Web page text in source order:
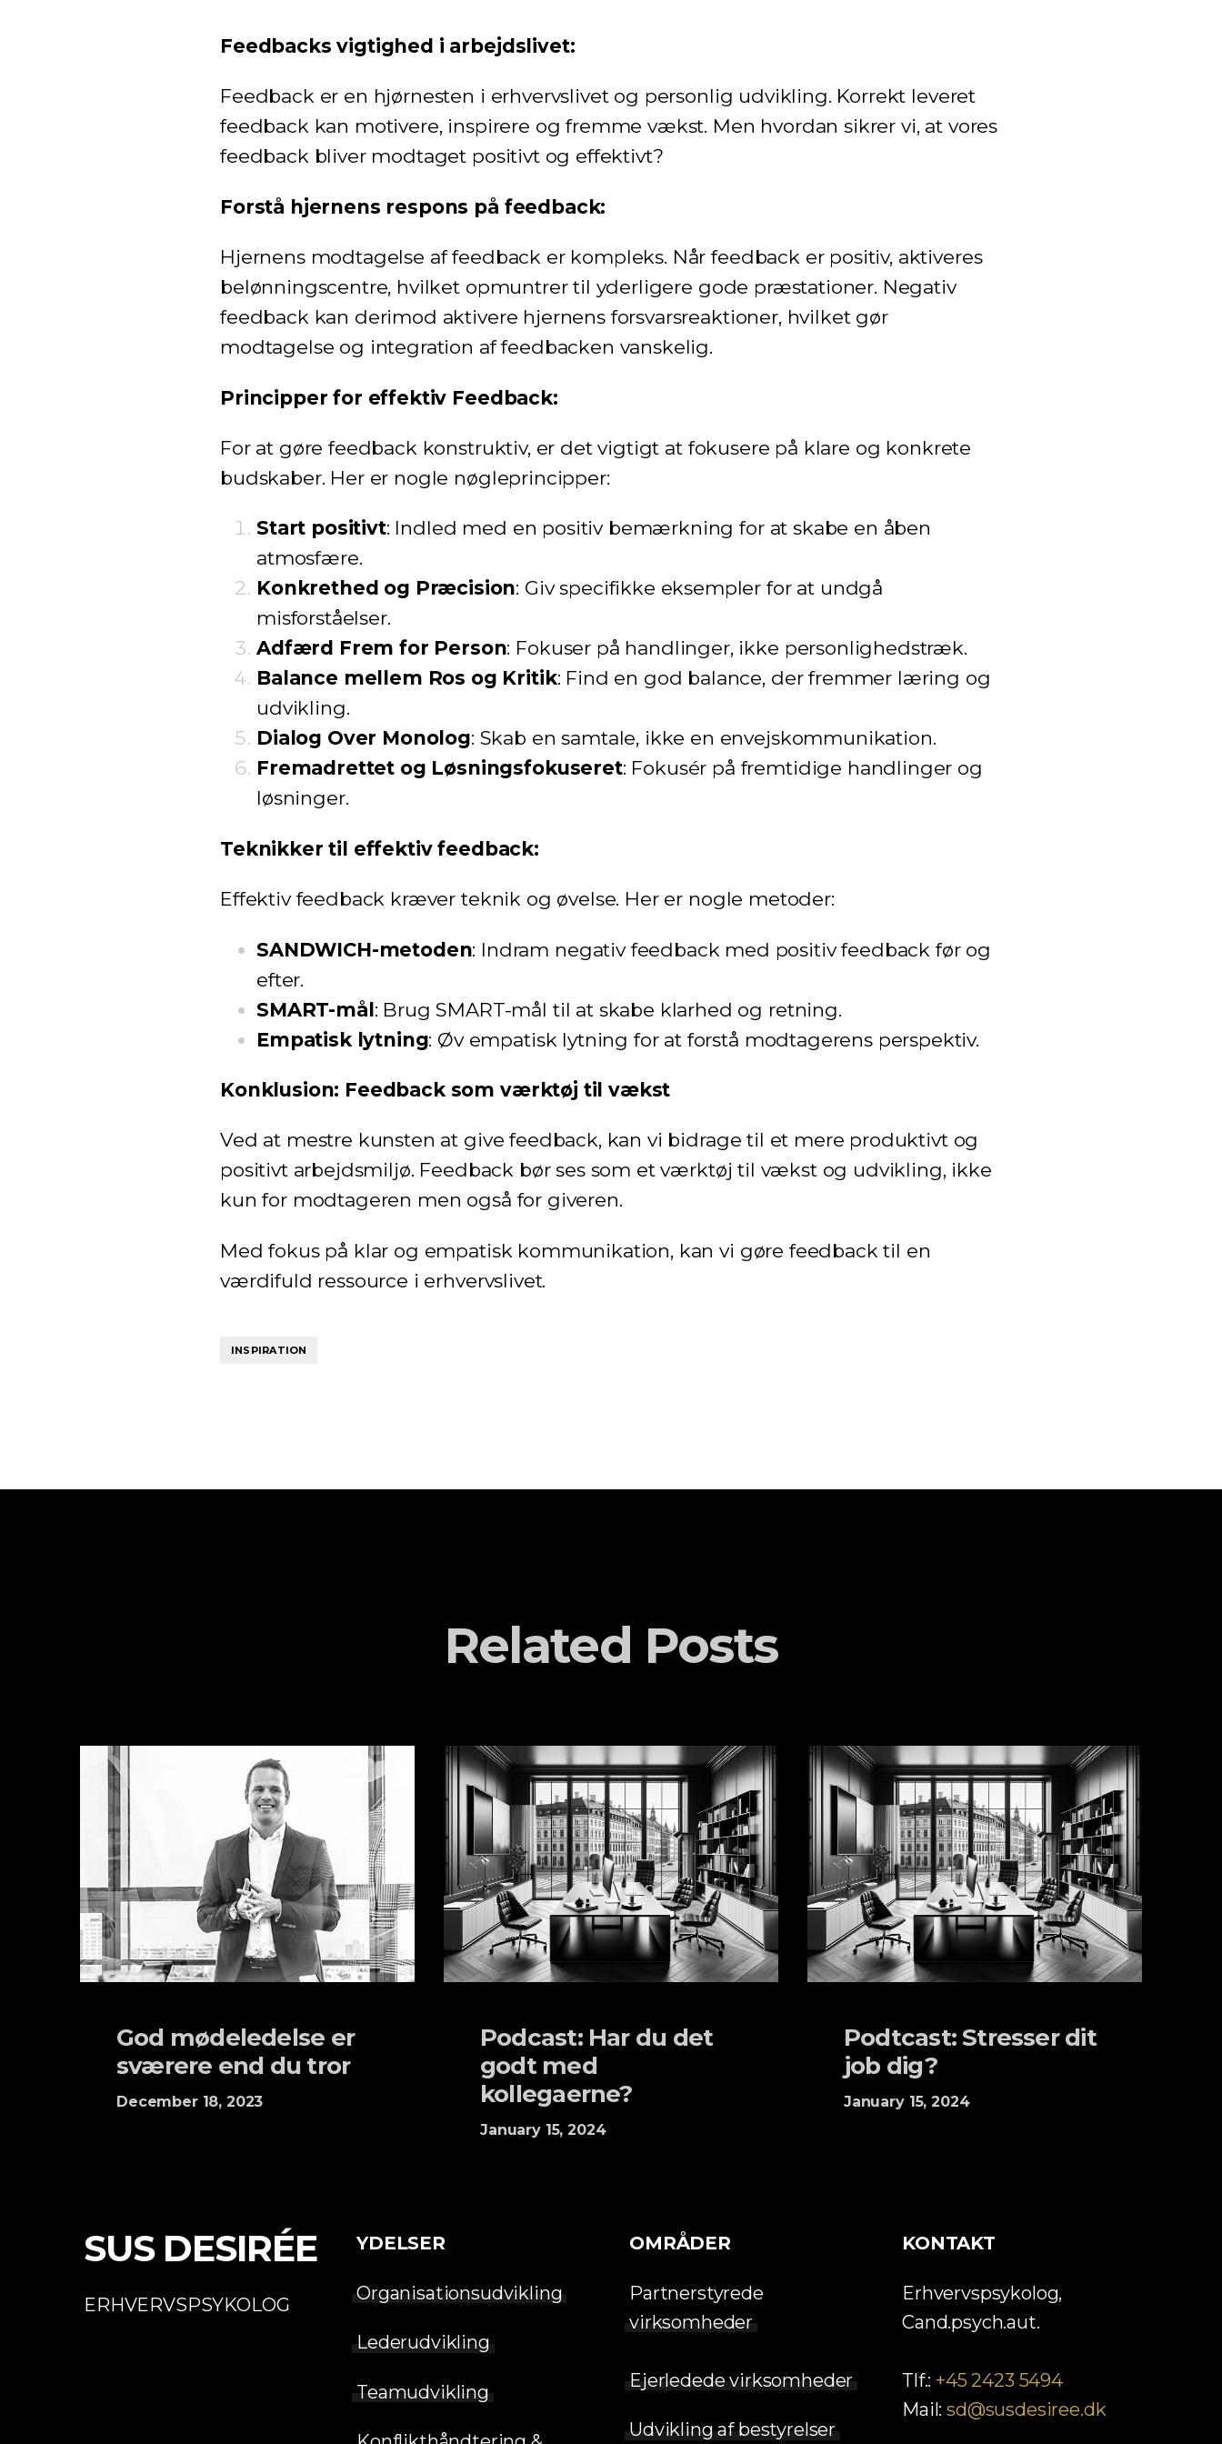
Feedbacks vigtighed i arbejdslivet:
Feedback er en hjørnesten i erhvervslivet og personlig udvikling. Korrekt leveret
feedback kan motivere, inspirere og fremme vækst. Men hvordan sikrer vi, at vores
feedback bliver modtaget positivt og effektivt?
Forstå hjernens respons på feedback:
Hjernens modtagelse af feedback er kompleks. Når feedback er positiv, aktiveres
belønningscentre, hvilket opmuntrer til yderligere gode præstationer. Negativ
feedback kan derimod aktivere hjernens forsvarsreaktioner, hvilket gør
modtagelse og integration af feedbacken vanskelig.
Principper for effektiv Feedback:
For at gøre feedback konstruktiv, er det vigtigt at fokusere på klare og konkrete
budskaber. Her er nogle nøgleprincipper:
Start positivt: Indled med en positiv bemærkning for at skabe en åben
atmosfære.
Konkrethed og Præcision: Giv specifikke eksempler for at undgå
misforståelser.
Adfærd Frem for Person: Fokuser på handlinger, ikke personlighedstræk.
Balance mellem Ros og Kritik: Find en god balance, der fremmer læring og
udvikling.
Dialog Over Monolog: Skab en samtale, ikke en envejskommunikation.
Fremadrettet og Løsningsfokuseret: Fokusér på fremtidige handlinger og
løsninger.
Teknikker til effektiv feedback:
Effektiv feedback kræver teknik og øvelse. Her er nogle metoder:
SANDWICH-metoden: Indram negativ feedback med positiv feedback før og
efter.
SMART-mål: Brug SMART-mål til at skabe klarhed og retning.
Empatisk lytning: Øv empatisk lytning for at forstå modtagerens perspektiv.
Konklusion: Feedback som værktøj til vækst
Ved at mestre kunsten at give feedback, kan vi bidrage til et mere produktivt og
positivt arbejdsmiljø. Feedback bør ses som et værktøj til vækst og udvikling, ikke
kun for modtageren men også for giveren.
Med fokus på klar og empatisk kommunikation, kan vi gøre feedback til en
værdifuld ressource i erhvervslivet.
INSPIRATION
Related Posts
God mødeledelse er
sværere end du tror
December 18, 2023
Podcast: Har du det
godt med
kollegaerne?
January 15, 2024
Podtcast: Stresser dit
job dig?
January 15, 2024
SUS DESIRÉE
ERHVERVSPSYKOLOG
YDELSER
Organisationsudvikling
Lederudvikling
Teamudvikling
OMRÅDER
Partnerstyrede
virksomheder
Ejerledede virksomheder
Udvikling af bestyrelser
KONTAKT
Erhvervspsykolog,
Cand.psych.aut.
Tlf.: +45 2423 5494
Mail:sd@susdesiree.dk